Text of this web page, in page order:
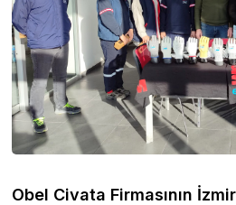
Obel Civata Firmasının